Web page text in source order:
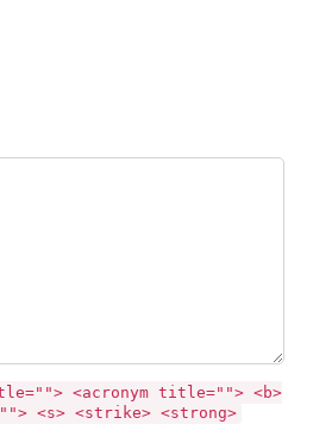
<acronym title=""> <b>
<s> <strike> <strong>